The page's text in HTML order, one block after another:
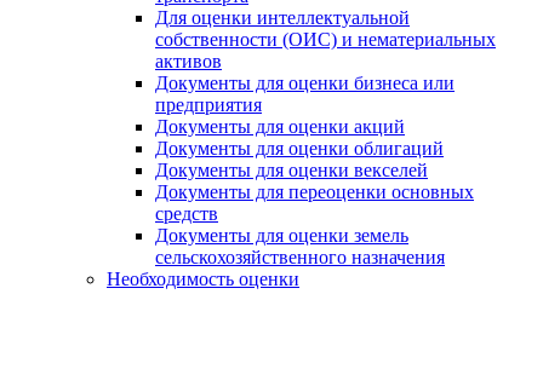
Для оценки интеллектуальной
собственности (ОИС) и нематериальных
активов
Документы для оценки бизнеса или
предприятия
Документы для оценки акций
Документы для оценки облигаций
Документы для оценки векселей
Документы для переоценки основных
средств
Документы для оценки земель
сельскохозяйственного назначения
Необходимость оценки